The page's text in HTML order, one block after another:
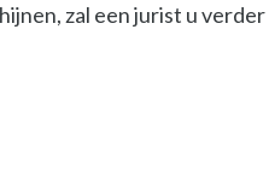
zal een jurist u